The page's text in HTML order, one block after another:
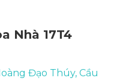
Nhà 17T4
Đạo Thúy, Cầu